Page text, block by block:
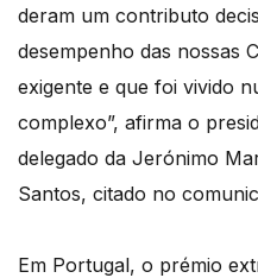
deram um contributo
desempenho das nossas
exigente e que foi vivido
complexo”, afirma o
delegado da Jerónimo
Santos, citado no
Em Portugal, o prémio